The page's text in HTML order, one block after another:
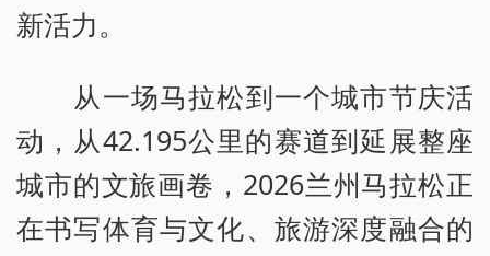
新活力。
从一场马拉松到一个城市节庆活
动，从42.195公里的赛道到延展整座
城市的文旅画卷，2026兰州马拉松正
在书写体育与文化、旅游深度融合的